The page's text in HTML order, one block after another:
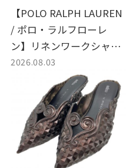
【POLO RALPH LAUREN
/ ポロ・ラルフローレ
ン】リネンワークシャツ |
自然体で羽織る爽やかな
白シャツの魅力とサイズ
感を楽しむ名品
2026.08.03